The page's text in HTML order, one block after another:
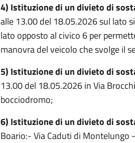
4) Istituzione di un divieto di
alle 13.00 del 18.05.2026 sul lato
lato opposto al civico 6 per
manovra del veicolo che svolge il
5) Istituzione di un divieto di
13.00 del 18.05.2026 in Via
bocciodromo;
6) Istituzione di un divieto di
Boario:- Via Caduti di Montelungo